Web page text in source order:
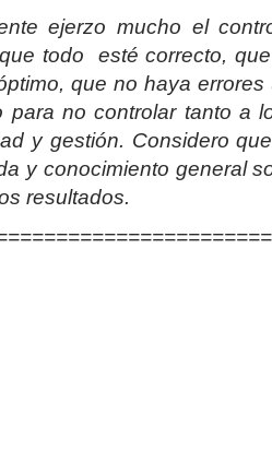
ejerzo mucho el
todo esté correcto,
que no haya
para no controlar tanto a
y gestión. Considero
y conocimiento general
resultados.